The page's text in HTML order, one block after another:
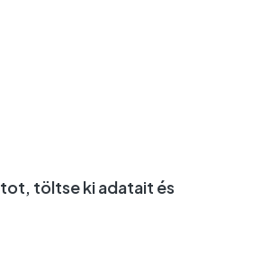
töltse ki adatait és